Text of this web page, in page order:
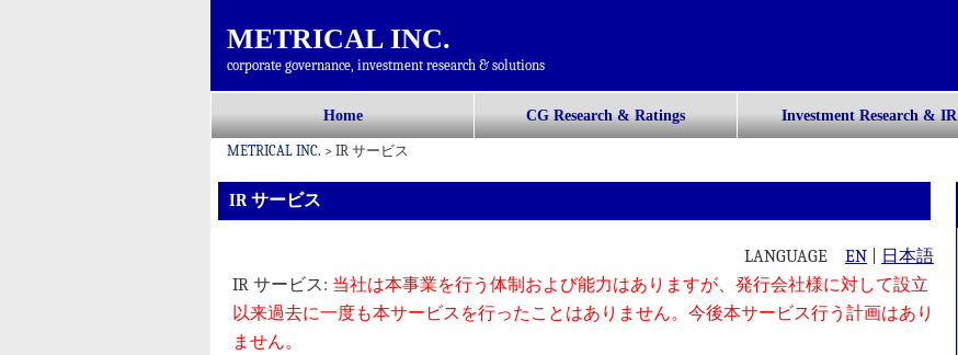
METRICAL INC.
corporate governance, investment research & solutions
メインメニュー
ン
ン
ツ
移
動
Home CG Research & Ratings Investment Research & IR
METRICAL INC. > IR サービス
IR サービス
LANGUAGE EN
日本語
IR サービス: 当社は本事業を行う体制および能力はありますが、発行会社様に対して設立
以来過去に一度も本サービスを行ったことはありません。今後本サービス行う計画はあり
ません。